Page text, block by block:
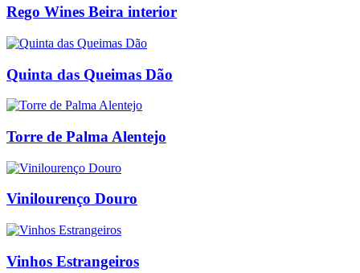
Rego Wines Beira interior
Quinta das Queimas Dão
Torre de Palma Alentejo
Vinilourenço Douro
Vinhos Estrangeiros